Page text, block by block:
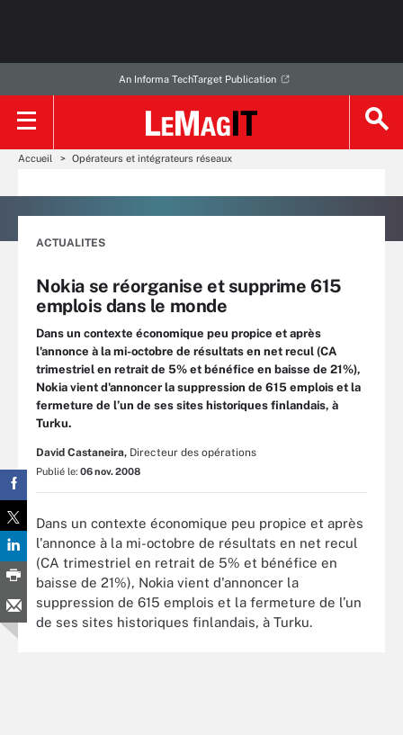
An Informa TechTarget Publication
Accueil Opérateurs et intégrateurs réseaux
ACTUALITES
Nokia se réorganise et supprime 615
emplois dans le monde
Dans un contexte économique peu propice et après
l'annonce à la mi-octobre de résultats en net recul (CA
trimestriel en retrait de 5% et bénéfice en baisse de 21%),
Nokia vient d'annoncer la suppression de 615 emplois et la
fermeture de l’un de ses sites historiques finlandais, à
Turku.
David Castaneira, Directeur des opérations
Publié le: 06 nov. 2008
Dans un contexte économique peu propice et après
l'annonce à la mi-octobre de résultats en net recul
(CA trimestriel en retrait de 5% et bénéfice en
baisse de 21%), Nokia vient d'annoncer la
suppression de 615 emplois et la fermeture de l’un
de ses sites historiques finlandais, à Turku.